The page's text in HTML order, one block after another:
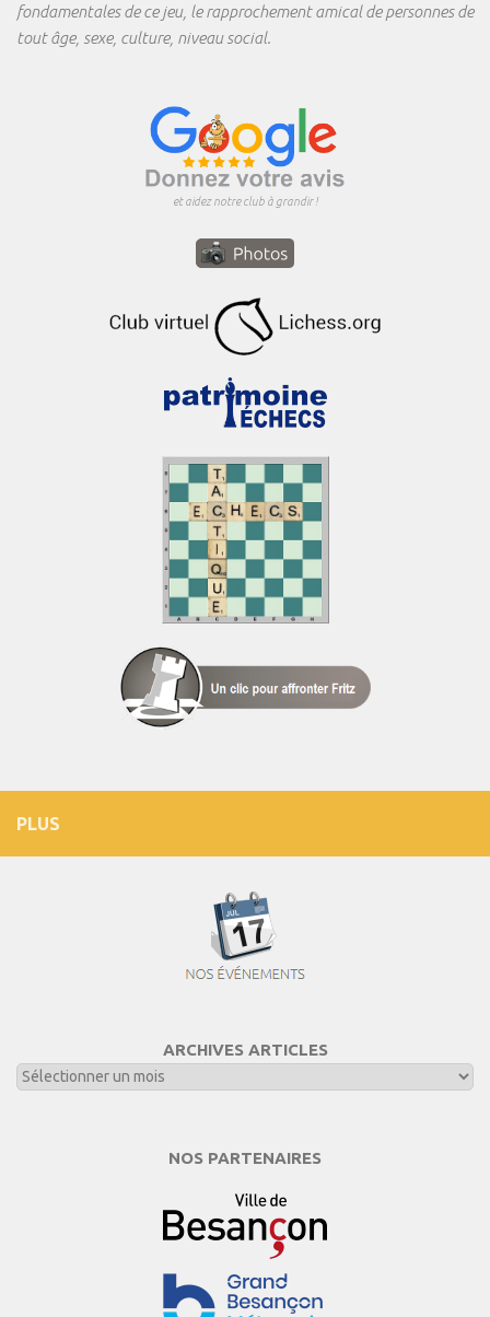
fondamentales de ce jeu, le rapprochement amical de personnes de
tout âge, sexe, culture, niveau social.
et aidez notre club à grandir !
PLUS
ARCHIVES ARTICLES
NOS PARTENAIRES